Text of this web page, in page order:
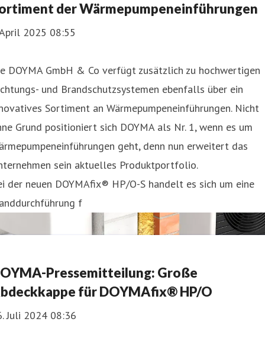
der Wärmepumpeneinführungen
2025 08:55
DOYMA GmbH & Co verfügt zusätzlich zu hochwertigen
und Brandschutzsystemen ebenfalls über ein
Sortiment an Wärmepumpeneinführungen. Nicht
Grund positioniert sich DOYMA als Nr. 1, wenn es um
geht, denn nun erweitert das
sein aktuelles Produktportfolio.
der neuen DOYMAfix® HP/O-S handelt es sich um eine
f
Pressemitteilung: Große
für DOYMAfix® HP/O
Juli 2024 08:36